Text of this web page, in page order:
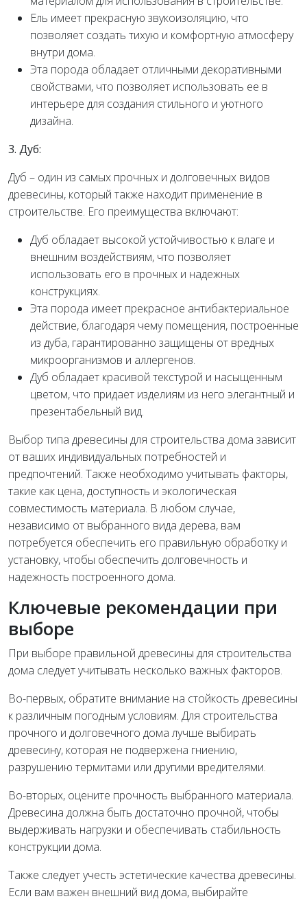
Ель имеет прекрасную звукоизоляцию, что
позволяет создать тихую и комфортную атмосферу
внутри дома.
Эта порода обладает отличными декоративными
свойствами, что позволяет использовать ее в
интерьере для создания стильного и уютного
дизайна.
3. Дуб:
Дуб – один из самых прочных и долговечных видов
древесины, который также находит применение в
строительстве. Его преимущества включают:
Дуб обладает высокой устойчивостью к влаге и
внешним воздействиям, что позволяет
использовать его в прочных и надежных
конструкциях.
Эта порода имеет прекрасное антибактериальное
действие, благодаря чему помещения, построенные
из дуба, гарантированно защищены от вредных
микроорганизмов и аллергенов.
Дуб обладает красивой текстурой и насыщенным
цветом, что придает изделиям из него элегантный и
презентабельный вид.
Выбор типа древесины для строительства дома зависит
от ваших индивидуальных потребностей и
предпочтений. Также необходимо учитывать факторы,
такие как цена, доступность и экологическая
совместимость материала. В любом случае,
независимо от выбранного вида дерева, вам
потребуется обеспечить его правильную обработку и
установку, чтобы обеспечить долговечность и
надежность построенного дома.
Ключевые рекомендации при
выборе
При выборе правильной древесины для строительства
дома следует учитывать несколько важных факторов.
Во-первых, обратите внимание на стойкость древесины
к различным погодным условиям. Для строительства
прочного и долговечного дома лучше выбирать
древесину, которая не подвержена гниению,
разрушению термитами или другими вредителями.
Во-вторых, оцените прочность выбранного материала.
Древесина должна быть достаточно прочной, чтобы
выдерживать нагрузки и обеспечивать стабильность
конструкции дома.
Также следует учесть эстетические качества древесины.
Если вам важен внешний вид дома, выбирайте